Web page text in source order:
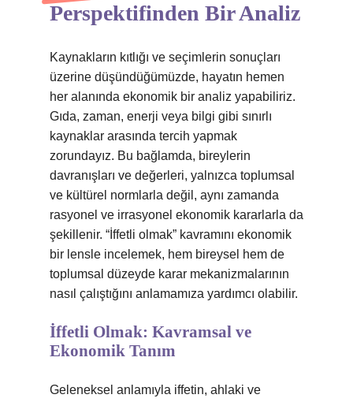
Perspektifinden Bir Analiz
Kaynakların kıtlığı ve seçimlerin sonuçları
üzerine düşündüğümüzde, hayatın hemen
her alanında ekonomik bir analiz yapabiliriz.
Gıda, zaman, enerji veya bilgi gibi sınırlı
kaynaklar arasında tercih yapmak
zorundayız. Bu bağlamda, bireylerin
davranışları ve değerleri, yalnızca toplumsal
ve kültürel normlarla değil, aynı zamanda
rasyonel ve irrasyonel ekonomik kararlarla da
şekillenir. “İffetli olmak” kavramını ekonomik
bir lensle incelemek, hem bireysel hem de
toplumsal düzeyde karar mekanizmalarının
nasıl çalıştığını anlamamıza yardımcı olabilir.
İffetli Olmak: Kavramsal ve
Ekonomik Tanım
Geleneksel anlamıyla iffetin, ahlaki ve